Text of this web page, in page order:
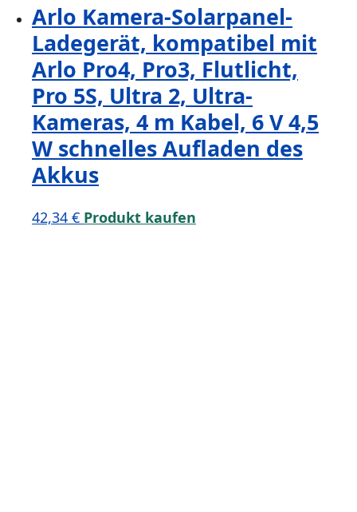
Arlo Kamera-Solarpanel-
Ladegerät, kompatibel mit
Arlo Pro4, Pro3, Flutlicht,
Pro 5S, Ultra 2, Ultra-
Kameras, 4 m Kabel, 6 V 4,5
W schnelles Aufladen des
Akkus
42,34 € Produkt kaufen